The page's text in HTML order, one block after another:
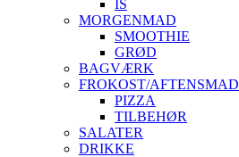
IS
MORGENMAD
SMOOTHIE
GRØD
BAGVÆRK
FROKOST/AFTENSMAD
PIZZA
TILBEHØR
SALATER
DRIKKE